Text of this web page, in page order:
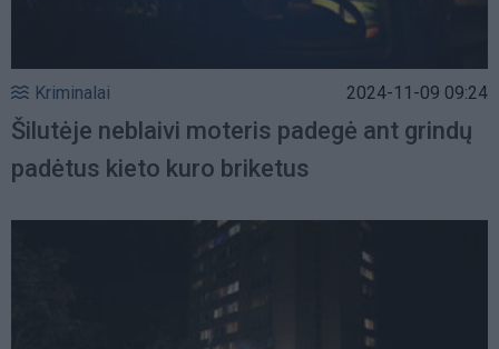
Kriminalai 2024-11-09 09:24
Šilutėje neblaivi moteris padegė ant grindų
padėtus kieto kuro briketus